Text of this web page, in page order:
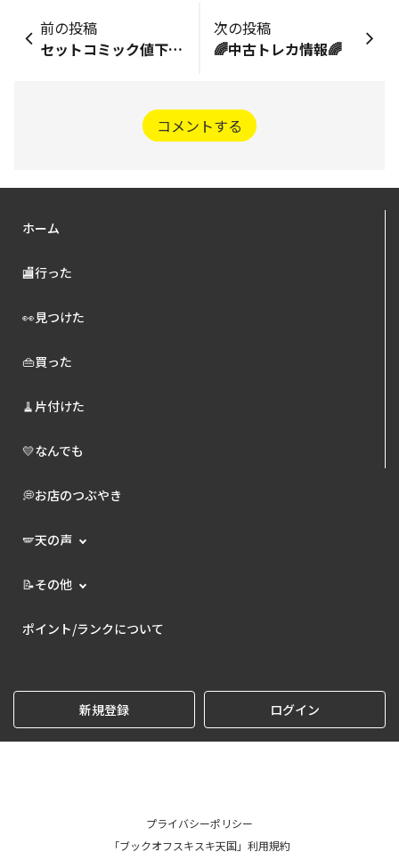
前の投稿
セットコミック値下げしました😄
次の投稿
🌈中古トレカ情報🌈
コメントする
ホーム
🏬行った
👀見つけた
👜買った
🧹片付けた
💛なんでも
💭お店のつぶやき
🪽天の声
📝その他
ポイント/ランクについて
新規登録 ログイン
プライバシーポリシー
「ブックオフスキスキ天国」利用規約